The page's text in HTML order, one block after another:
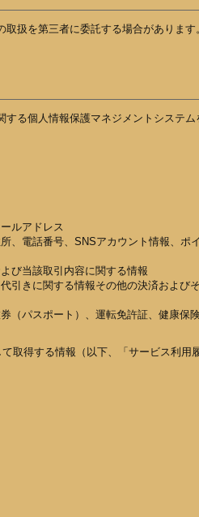
扱を第三者に委託する場合がありま
る個人情報保護マネジメントシステ
ルアドレス
、電話番号、SNSアカウント情報、ポ
び当該取引内容に関する情報
引きに関する情報その他の決済および
（パスポート）、運転免許証、健康保
取得する情報（以下、「サービス利用